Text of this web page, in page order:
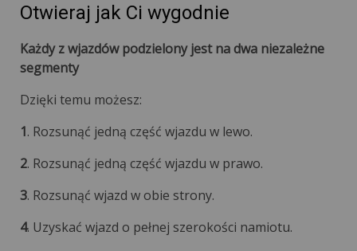
Otwieraj jak Ci wygodnie
Każdy z wjazdów podzielony jest na dwa niezależne
segmenty
Dzięki temu możesz:
1. Rozsunąć jedną część wjazdu w lewo.
2. Rozsunąć jedną część wjazdu w prawo.
3. Rozsunąć wjazd w obie strony.
4. Uzyskać wjazd o pełnej szerokości namiotu.